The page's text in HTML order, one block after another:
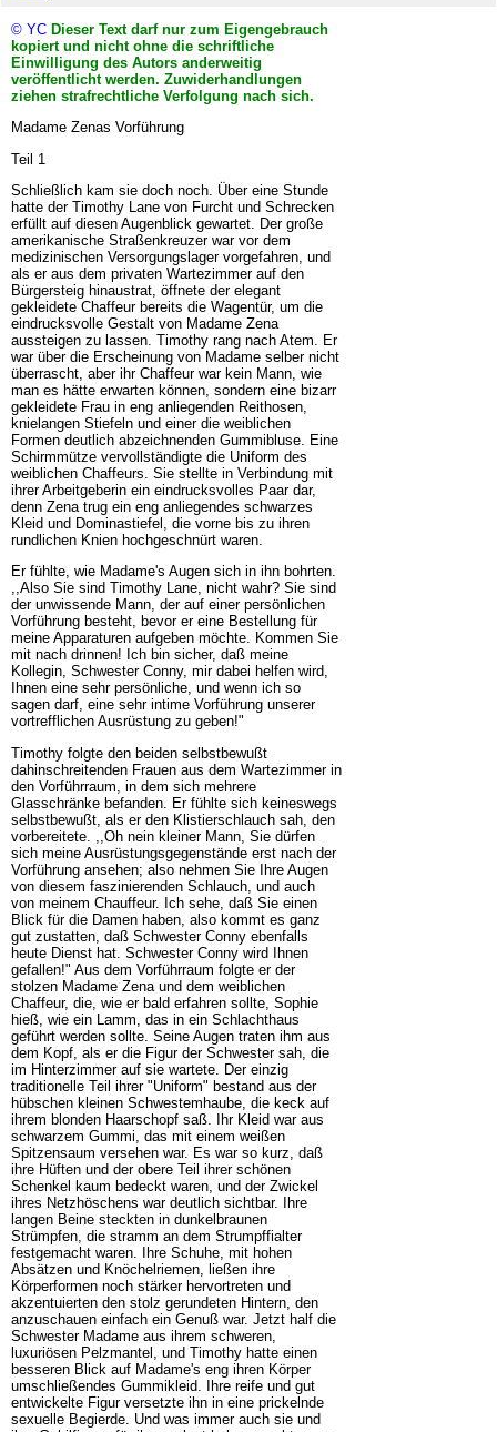
© YC Dieser Text darf nur zum Eigengebrauch
kopiert und nicht ohne die schriftliche
Einwilligung des Autors anderweitig
veröffentlicht werden. Zuwiderhandlungen
ziehen strafrechtliche Verfolgung nach sich.
Madame Zenas Vorführung
Teil 1
Schließlich kam sie doch noch. Über eine Stunde
hatte der Timothy Lane von Furcht und Schrecken
erfüllt auf diesen Augenblick gewartet. Der große
amerikanische Straßenkreuzer war vor dem
medizinischen Versorgungslager vorgefahren, und
als er aus dem privaten Wartezimmer auf den
Bürgersteig hinaustrat, öffnete der elegant
gekleidete Chaffeur bereits die Wagentür, um die
eindrucksvolle Gestalt von Madame Zena
aussteigen zu lassen. Timothy rang nach Atem. Er
war über die Erscheinung von Madame selber nicht
überrascht, aber ihr Chaffeur war kein Mann, wie
man es hätte erwarten können, sondern eine bizarr
gekleidete Frau in eng anliegenden Reithosen,
knielangen Stiefeln und einer die weiblichen
Formen deutlich abzeichnenden Gummibluse. Eine
Schirmmütze vervollständigte die Uniform des
weiblichen Chaffeurs. Sie stellte in Verbindung mit
ihrer Arbeitgeberin ein eindrucksvolles Paar dar,
denn Zena trug ein eng anliegendes schwarzes
Kleid und Dominastiefel, die vorne bis zu ihren
rundlichen Knien hochgeschnürt waren.
Er fühlte, wie Madame's Augen sich in ihn bohrten.
,,Also Sie sind Timothy Lane, nicht wahr? Sie sind
der unwissende Mann, der auf einer persönlichen
Vorführung besteht, bevor er eine Bestellung für
meine Apparaturen aufgeben möchte. Kommen Sie
mit nach drinnen! Ich bin sicher, daß meine
Kollegin, Schwester Conny, mir dabei helfen wird,
Ihnen eine sehr persönliche, und wenn ich so
sagen darf, eine sehr intime Vorführung unserer
vortrefflichen Ausrüstung zu geben!"
Timothy folgte den beiden selbstbewußt
dahinschreitenden Frauen aus dem Wartezimmer in
den Vorführraum, in dem sich mehrere
Glasschränke befanden. Er fühlte sich keineswegs
selbstbewußt, als er den Klistierschlauch sah, den
vorbereitete. ,,Oh nein kleiner Mann, Sie dürfen
sich meine Ausrüstungsgegenstände erst nach der
Vorführung ansehen; also nehmen Sie Ihre Augen
von diesem faszinierenden Schlauch, und auch
von meinem Chauffeur. Ich sehe, daß Sie einen
Blick für die Damen haben, also kommt es ganz
gut zustatten, daß Schwester Conny ebenfalls
heute Dienst hat. Schwester Conny wird Ihnen
gefallen!" Aus dem Vorführraum folgte er der
stolzen Madame Zena und dem weiblichen
Chaffeur, die, wie er bald erfahren sollte, Sophie
hieß, wie ein Lamm, das in ein Schlachthaus
geführt werden sollte. Seine Augen traten ihm aus
dem Kopf, als er die Figur der Schwester sah, die
im Hinterzimmer auf sie wartete. Der einzig
traditionelle Teil ihrer "Uniform" bestand aus der
hübschen kleinen Schwestemhaube, die keck auf
ihrem blonden Haarschopf saß. Ihr Kleid war aus
schwarzem Gummi, das mit einem weißen
Spitzensaum versehen war. Es war so kurz, daß
ihre Hüften und der obere Teil ihrer schönen
Schenkel kaum bedeckt waren, und der Zwickel
ihres Netzhöschens war deutlich sichtbar. Ihre
langen Beine steckten in dunkelbraunen
Strümpfen, die stramm an dem Strumpffialter
festgemacht waren. Ihre Schuhe, mit hohen
Absätzen und Knöchelriemen, ließen ihre
Körperformen noch stärker hervortreten und
akzentuierten den stolz gerundeten Hintern, den
anzuschauen einfach ein Genuß war. Jetzt half die
Schwester Madame aus ihrem schweren,
luxuriösen Pelzmantel, und Timothy hatte einen
besseren Blick auf Madame's eng ihren Körper
umschließendes Gummikleid. Ihre reife und gut
entwickelte Figur versetzte ihn in eine prickelnde
sexuelle Begierde. Und was immer auch sie und